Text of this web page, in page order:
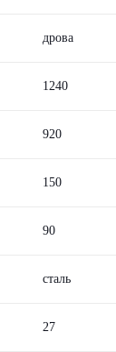
дрова
1240
920
150
90
сталь
27